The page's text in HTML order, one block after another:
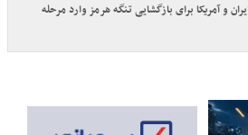
و آمریکا برای بازگشایی تنگه هرمز وارد مرحله